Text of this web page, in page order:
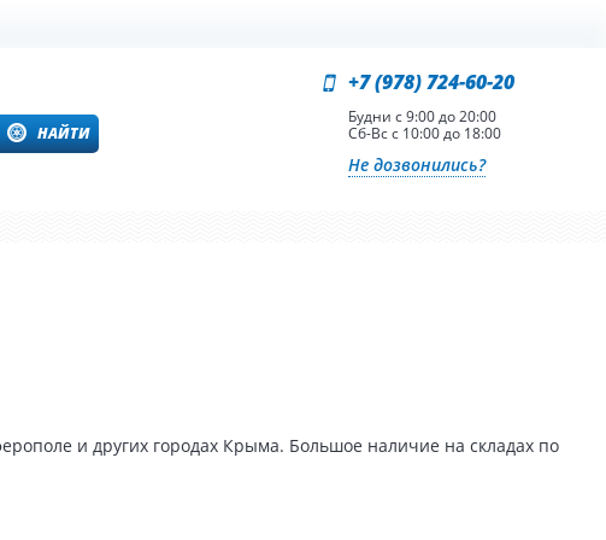
НАЙТИ
+7 (978) 724-60-20
Будни с 9:00 до 20:00
Сб-Вс с 10:00 до 18:00
Не дозвонились?
и других городах Крыма. Большое наличие на складах по